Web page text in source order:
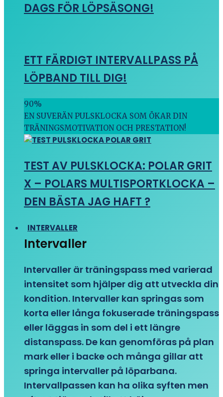
DAGS FÖR LÖPSÄSONG!
ETT FÄRDIGT INTERVALLPASS PÅ
LÖPBAND TILL DIG!
90%
EN SUVERÄN PULSKLOCKA SOM ÖKAR DIN
TRÄNINGSMOTIVATION OCH PRESTATION!
TEST AV PULSKLOCKA: POLAR GRIT
X – POLARS MULTISPORTKLOCKA –
DEN BÄSTA JAG HAFT ?
INTERVALLER
Intervaller
Intervaller är träningspass med varierad
intensitet som hjälper dig att utveckla din
kondition. Intervaller kan springas som
korta eller långa fokuserade träningspass
eller läggas in som del i ett längre
distanspass. De kan genomföras på plan
mark eller i backe och många gillar att
springa intervaller på löparbana.
Intervallpassen kan ha olika syften men